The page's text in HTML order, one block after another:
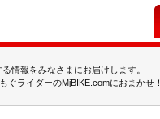
情報をみなさまにお届けします。
ライダーのMjBIKE.comにおまかせ！